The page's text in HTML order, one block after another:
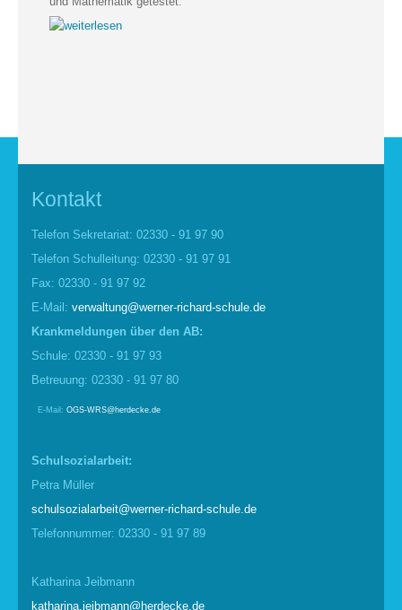
Kontakt
Telefon Sekretariat: 02330 - 91 97 90
Telefon Schulleitung: 02330 - 91 97 91
Fax: 02330 - 91 97 92
E-Mail: verwaltung@werner-richard-schule.de
Krankmel d ungen über den AB:
Schule: 02330 - 91 97 93
Betreuung: 02330 - 91 97 80
E-Mail: OGS-WRS@herdecke.de
Schulsozialarbeit:
Petra Müller
schulsozialarbeit@werner-richard-schule.de
Telefonnummer: 02330 - 91 97 89
Katharina Jeibmann
katharina.jeibmann@herdecke.de